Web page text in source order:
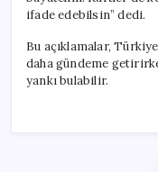
ifade edebilsin” dedi.
Bu açıklamalar,
daha gündeme
yankı bulabilir.